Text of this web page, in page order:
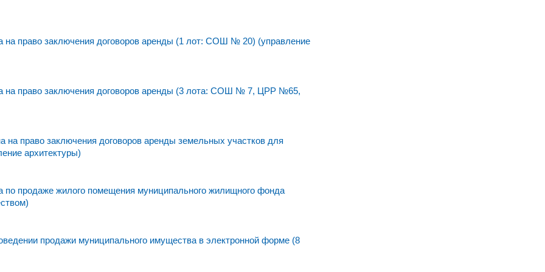
право заключения договоров аренды (1 лот: СОШ № 20) (управление
право заключения договоров аренды (3 лота: СОШ № 7, ЦРР №65,
право заключения договоров аренды земельных участков для
архитектуры)
продаже жилого помещения муниципального жилищного фонда
продажи муниципального имущества в электронной форме (8